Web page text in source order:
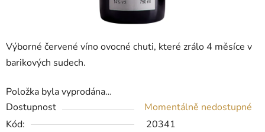
Výborné červené víno ovocné chuti, které zrálo 4 měsíce v
barikových sudech.
Položka byla vyprodána…
Dostupnost
Momentálně nedostupné
Kód:
20341